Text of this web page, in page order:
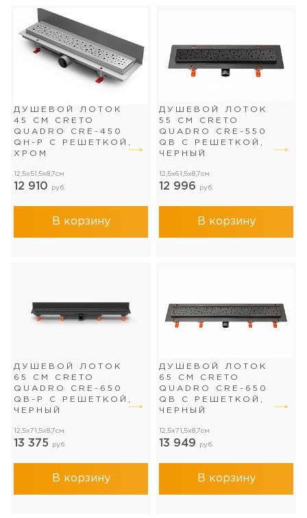
ДУШЕВОЙ ЛОТОК
45 СМ CRETO
QUADRO CRE-450
QH-P С РЕШЕТКОЙ,
ХРОМ
12,5x51,5x8,7см
12 910 руб.
В корзину
ДУШЕВОЙ ЛОТОК
55 СМ CRETO
QUADRO CRE-550
QB С РЕШЕТКОЙ,
ЧЕРНЫЙ
12,5x61,5x8,7см
12 996 руб.
В корзину
ДУШЕВОЙ ЛОТОК
65 СМ CRETO
QUADRO CRE-650
QB-P С РЕШЕТКОЙ,
ЧЕРНЫЙ
12,5x71,5x8,7см
13 375 руб.
В корзину
ДУШЕВОЙ ЛОТОК
65 СМ CRETO
QUADRO CRE-650
QB С РЕШЕТКОЙ,
ЧЕРНЫЙ
12,5x71,5x8,7см
13 949 руб.
В корзину